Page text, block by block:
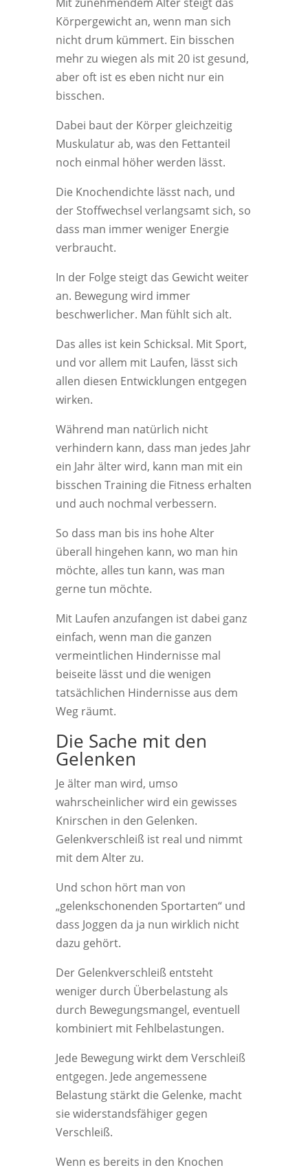
Körpergewicht an, wenn man sich
nicht drum kümmert. Ein bisschen
mehr zu wiegen als mit 20 ist gesund,
aber oft ist es eben nicht nur ein
bisschen.
Dabei baut der Körper gleichzeitig
Muskulatur ab, was den Fettanteil
noch einmal höher werden lässt.
Die Knochendichte lässt nach, und
der Stoffwechsel verlangsamt sich, so
dass man immer weniger Energie
verbraucht.
In der Folge steigt das Gewicht weiter
an. Bewegung wird immer
beschwerlicher. Man fühlt sich alt.
Das alles ist kein Schicksal. Mit Sport,
und vor allem mit Laufen, lässt sich
allen diesen Entwicklungen entgegen
wirken.
Während man natürlich nicht
verhindern kann, dass man jedes Jahr
ein Jahr älter wird, kann man mit ein
bisschen Training die Fitness erhalten
und auch nochmal verbessern.
So dass man bis ins hohe Alter
überall hingehen kann, wo man hin
möchte, alles tun kann, was man
gerne tun möchte.
Mit Laufen anzufangen ist dabei ganz
einfach, wenn man die ganzen
vermeintlichen Hindernisse mal
beiseite lässt und die wenigen
tatsächlichen Hindernisse aus dem
Weg räumt.
Die Sache mit den
Gelenken
Je älter man wird, umso
wahrscheinlicher wird ein gewisses
Knirschen in den Gelenken.
Gelenkverschleiß ist real und nimmt
mit dem Alter zu.
Und schon hört man von
„gelenkschonenden Sportarten“ und
dass Joggen da ja nun wirklich nicht
dazu gehört.
Der Gelenkverschleiß entsteht
weniger durch Überbelastung als
durch Bewegungsmangel, eventuell
kombiniert mit Fehlbelastungen.
Jede Bewegung wirkt dem Verschleiß
entgegen. Jede angemessene
Belastung stärkt die Gelenke, macht
sie widerstandsfähiger gegen
Verschleiß.
Wenn es bereits in den Knochen